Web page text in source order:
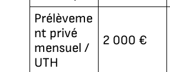
Prélèveme
nt privé
mensuel /
UTH
2 000 €